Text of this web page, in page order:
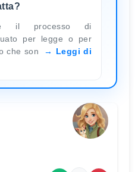
il processo di
per legge o per
che son
Leggi di